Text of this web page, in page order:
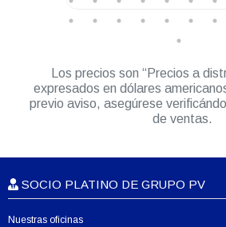
Los precios son “Precios a
expresados en dólares
previo aviso, asegúrese
de ventas.
SOCIO PLATINO DE GRUPO PV
Nuestras oficinas